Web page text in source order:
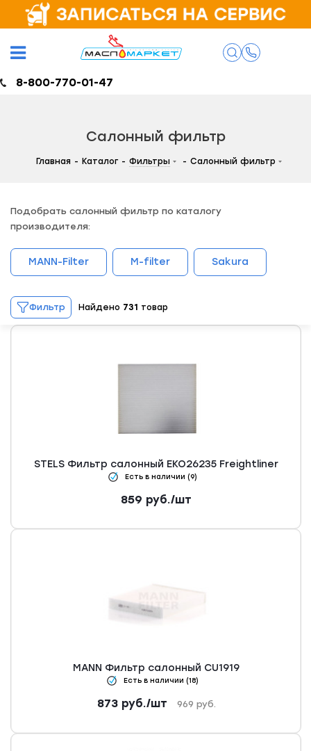
8-800-770-01-47
Салонный фильтр
Главная - Каталог - Фильтры - Салонный фильтр
Подобрать салонный фильтр по каталогу
производителя:
MANN-Filter M-filter Sakura
Фильтр Найдено
STELS Фильтр салонный ЕКО26235 Freightliner
Есть в наличии (9)
859 руб./шт
MANN Фильтр салонный CU1919
Есть в наличии (18)
873руб./шт 969 руб.